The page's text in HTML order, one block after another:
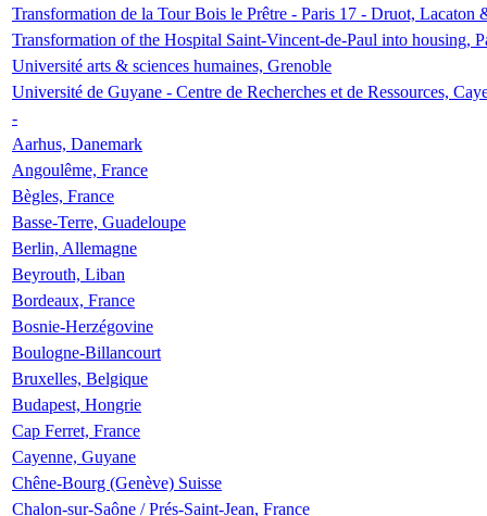
Transformation de la Tour Bois le Prêtre - Paris 17 - Druot, Lacaton
Transformation of the Hospital Saint-Vincent-de-Paul into housing,
Université arts & sciences humaines, Grenoble
Université de Guyane - Centre de Recherches et de Ressources,
-
Aarhus, Danemark
Angoulême, France
Bègles, France
Basse-Terre, Guadeloupe
Berlin, Allemagne
Beyrouth, Liban
Bordeaux, France
Bosnie-Herzégovine
Boulogne-Billancourt
Bruxelles, Belgique
Budapest, Hongrie
Cap Ferret, France
Cayenne, Guyane
Chêne-Bourg (Genève) Suisse
Chalon-sur-Saône / Prés-Saint-Jean, France